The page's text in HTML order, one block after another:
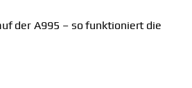
der A995 – so funktioniert die